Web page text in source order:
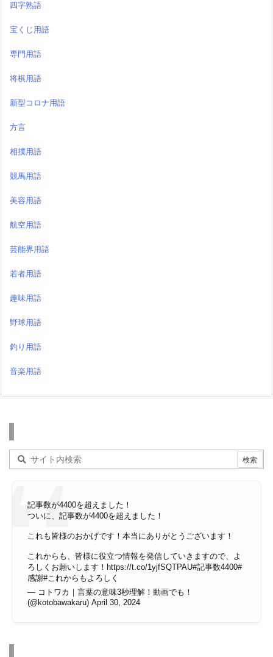
四字熟語
宝くじ用語
専門用語
将棋用語
新型コロナ用語
方言
相撲用語
競馬用語
美容用語
航空用語
芸能界用語
若者用語
趣味用語
野球用語
釣り用語
音楽用語
記事数が4400を超えました！
ついに、記事数が4400を超えました！
これも皆様のおかげです！本当にありがとうございます！
これからも、皆様に役立つ情報を発信していきますので、よ
ろしくお願いします！ https://t.co/1yjfSQTPAU#記事数4400#
感謝#これからもよろしく
— コトワカ｜言葉の意味3秒理解！動画でも！
(@kotobawakaru) April 30, 2024